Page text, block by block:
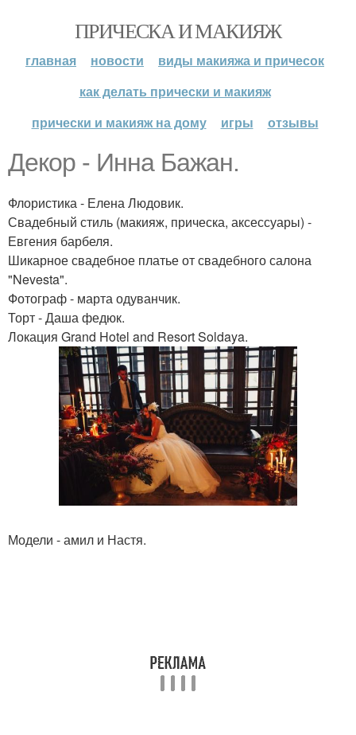
ПРИЧЕСКА И МАКИЯЖ
главная новости
виды макияжа и причесок
как делать прически и макияж
прически и макияж на дому
игры отзывы
Декор - Инна Бажан.
Флористика - Елена Людовик.
Свадебный стиль (макияж, прическа, аксессуары) -
Евгения барбеля.
Шикарное свадебное платье от свадебного салона
"Nevesta".
Фотограф - марта одуванчик.
Торт - Даша федюк.
Локация Grand Hotel and Resort Soldaya.
Модели - амил и Настя.